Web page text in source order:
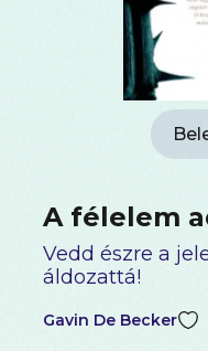
A félelem
Vedd észre a
áldozattá!
Gavin De Becker